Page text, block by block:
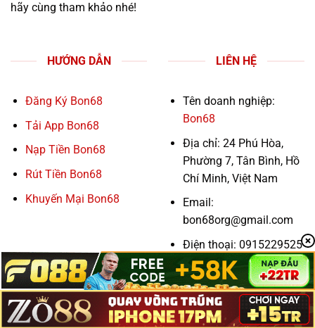
hãy cùng tham khảo nhé!
HƯỚNG DẪN
Đăng Ký Bon68
Tải App Bon68
Nạp Tiền Bon68
Rút Tiền Bon68
Khuyến Mại Bon68
LIÊN HỆ
Tên doanh nghiệp:
Bon68
Địa chỉ: 24 Phú Hòa,
Phường 7, Tân Bình, Hồ
Chí Minh, Việt Nam
Email:
bon68org@gmail.com
Điện thoại: 0915229525
Website:
https://797.cn.com/
Hashtag: #bon68org